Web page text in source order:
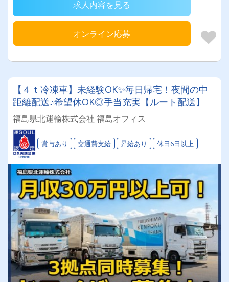
求人内容を見る
オンライン応募
【４ｔ冷凍車】未経験OK✨毎日帰宅！夜間の中
距離配送♪希望休OK◎手当充実【ルート配送】
福島県北運輸株式会社 福島オフィス
賞与あり 交通費支給 昇給あり 休日6日以上